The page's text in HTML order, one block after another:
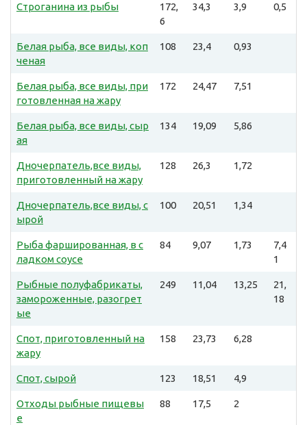
Строганина из рыбы
172,
6
34,3 3,9 0,5
Белая рыба, все виды, коп
ченая
108 23,4 0,93
Белая рыба, все виды, при
готовленная на жару
172 24,47 7,51
Белая рыба, все виды, сыр
ая
134 19,09 5,86
Дночерпатель,все виды,
приготовленный на жару
128 26,3 1,72
Дночерпатель,все виды, с
ырой
100 20,51 1,34
Рыба фаршированная, в с
ладком соусе
84 9,07 1,73
7,4
1
Рыбные полуфабрикаты,
замороженные, разогрет
ые
249 11,04 13,25
21,
18
Спот, приготовленный на
жару
158 23,73 6,28
Спот, сырой 123 18,51 4,9
Отходы рыбные пищевы
е
88 17,5 2